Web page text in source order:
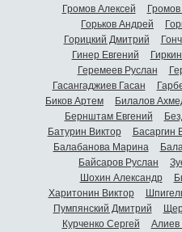
Громов Алексей
Горьков Андрей
Горицкий Дмитрий
Гинер Евгений
Геремеев Руслан
Гасангаджиев Гасан
Биков Артем
Билалов
Бернштам Евгений
Батурин Виктор
Басаргин
Балабанова Марина
Байсаров Руслан
Шохин Александр
Харитонин Виктор
Пумпянский Дмитрий
Курченко Сергей
Алиев